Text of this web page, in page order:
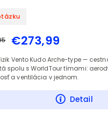
€273,99
Detail
Vento Kudo Arche-type —
spolu s WorldTour tímami:
a ventilácia v jednom.